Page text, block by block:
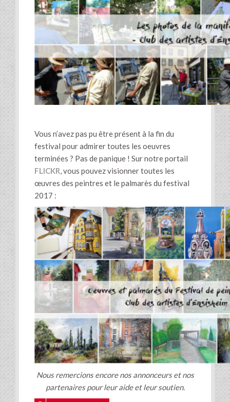
Vous n’avez pas pu être présent à la fin du
festival pour admirer toutes les oeuvres
terminées ? Pas de panique ! Sur notre portail
FLICKR, vous pouvez visionner toutes les
œuvres des peintres et le palmarès du festival
2017 :
Nous remercions encore nos annonceurs et nos
partenaires pour leur aide et leur soutien.